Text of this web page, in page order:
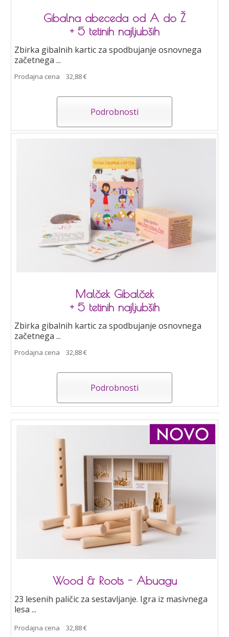
Gibalna abeceda od A do Ž
+ 5 tetinih najljubših
Zbirka gibalnih kartic za spodbujanje osnovnega
začetnega ...
Prodajna cena 32,88 €
Podrobnosti
Malček Gibalček
+ 5 tetinih najljubših
Zbirka gibalnih kartic za spodbujanje osnovnega
začetnega ...
Prodajna cena 32,88 €
Podrobnosti
Wood & Roots - Abuagu
23 lesenih paličic za sestavljanje. Igra iz masivnega
lesa ...
Prodajna cena 32,88 €